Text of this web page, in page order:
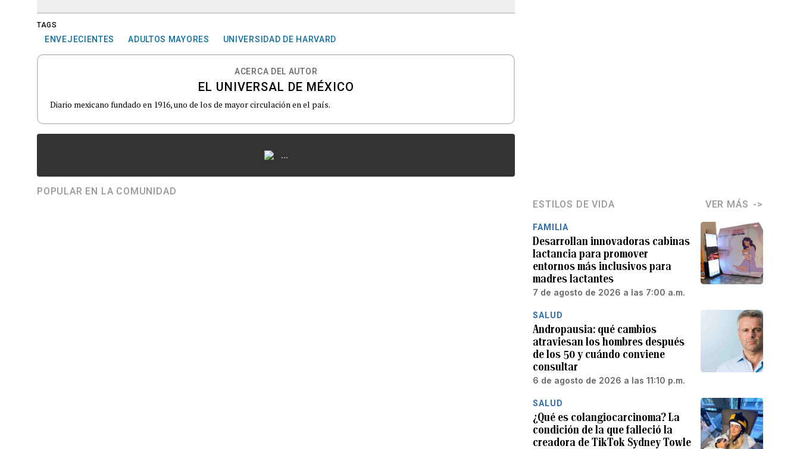
TAGS
ENVEJECIENTES ADULTOS MAYORES UNIVERSIDAD DE HARVARD
ACERCA DEL AUTOR
EL UNIVERSAL DE MÉXICO
Diario mexicano fundado en 1916, uno de los de mayor circulación en el país.
...
POPULAR EN LA COMUNIDAD
ESTILOS DE VIDA VER MÁS
FAMILIA
Desarrollan innovadoras cabinas
lactancia para promover
entornos más inclusivos para
madres lactantes
7 de agosto de 2026 a las 7:00 a.m.
SALUD
Andropausia: qué cambios
atraviesan los hombres después
de los 50 y cuándo conviene
consultar
6 de agosto de 2026 a las 11:10 p.m.
SALUD
¿Qué es colangiocarcinoma? La
condición de la que falleció la
creadora de TikTok Sydney Towle